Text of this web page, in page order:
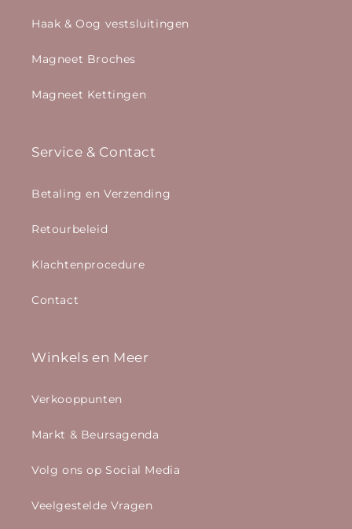
Haak & Oog vestsluitingen
Magneet Broches
Magneet Kettingen
Service & Contact
Betaling en Verzending
Retourbeleid
Klachtenprocedure
Contact
Winkels en Meer
Verkooppunten
Markt & Beursagenda
Volg ons op Social Media
Veelgestelde Vragen